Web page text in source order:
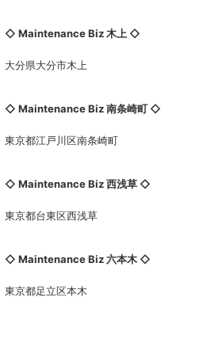
◇ Maintenance Biz 木上 ◇
大分県大分市木上
◇ Maintenance Biz南条崎町 ◇
東京都江戸川区南条崎町
◇ Maintenance Biz 西浅草 ◇
東京都台東区西浅草
◇ Maintenance Biz 六本木 ◇
東京都足立区本木